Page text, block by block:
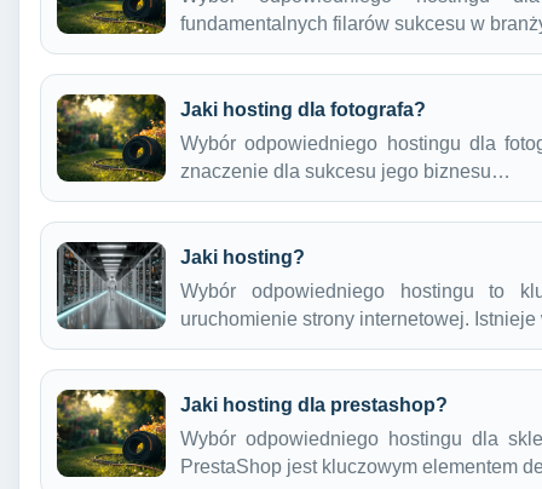
fundamentalnych filarów sukcesu w
Jaki hosting dla fotografa?
Wybór odpowiedniego hostingu dla
znaczenie dla sukcesu jego biznesu…
Jaki hosting?
Wybór odpowiedniego hostingu to
uruchomienie strony internetowej.
Jaki hosting dla prestashop?
Wybór odpowiedniego hostingu dla
PrestaShop jest kluczowym elementem